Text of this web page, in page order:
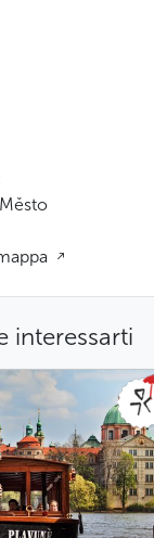
interessarti